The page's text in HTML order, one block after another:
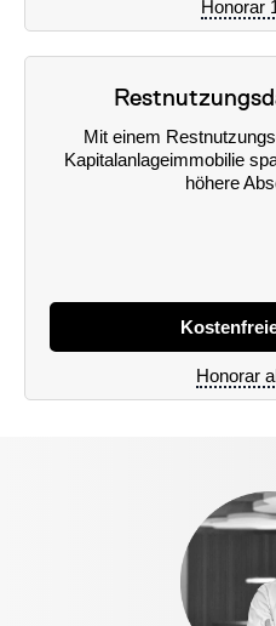
Honorar
Mit einem
Kapitalanlageimmobilie
höhere
Honorar